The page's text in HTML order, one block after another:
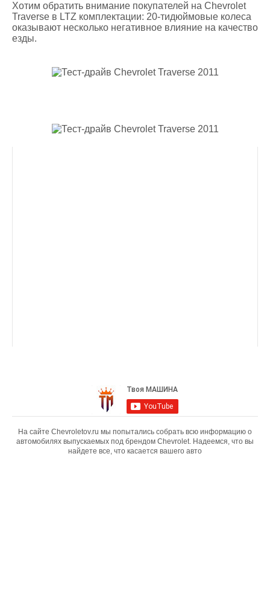
Хотим обратить внимание покупателей на Chevrolet
Traverse в LTZ комплектации: 20-тидюймовые колеса
оказывают несколько негативное влияние на качество
езды.
На сайте Chevroletov.ru мы попытались собрать всю информацию о
автомобилях выпускаемых под брендом Chevrolet. Надеемся, что вы
найдете все, что касается вашего авто